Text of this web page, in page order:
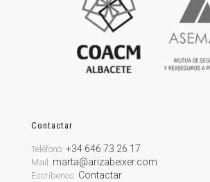
Contactar
Teléfono: +34 646 73 26 17
Mail: marta@arizabeixer.com
Escríbenos: Contactar